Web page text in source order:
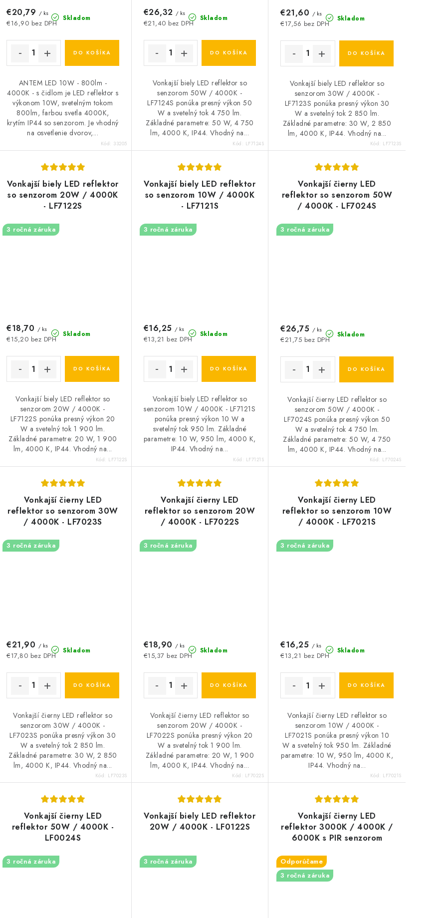
Skladom
€16,90 bez DPH
€20,79 / ks
DO KOŠÍKA
ANTEM LED 10W - 800lm -
4000K - s čidlom je LED reflektor s
výkonom 10W, svetelným tokom
800lm, farbou svetla 4000K,
krytím IP44 so senzorom. Je vhodný
na osvetlenie dvorov,...
Kód: 33205
Skladom
€21,40 bez DPH
€26,32 / ks
DO KOŠÍKA
Vonkajší biely LED reflektor so
senzorom 50W / 4000K -
LF7124S ponúka presný výkon 50
W a svetelný tok 4 750 lm.
Základné parametre: 50 W, 4 750
lm, 4000 K, IP44. Vhodný na...
Kód: LF7124S
Skladom
€17,56 bez DPH
€21,60 / ks
DO KOŠÍKA
Vonkajší biely LED reflektor so
senzorom 30W / 4000K -
LF7123S ponúka presný výkon 30
W a svetelný tok 2 850 lm.
Základné parametre: 30 W, 2 850
lm, 4000 K, IP44. Vhodný na...
Kód: LF7123S
Vonkajší biely LED reflektor
so senzorom 20W / 4000K
- LF7122S
3 ročná záruka
Skladom
€15,20 bez DPH
€18,70 / ks
DO KOŠÍKA
Vonkajší biely LED reflektor so
senzorom 20W / 4000K -
LF7122S ponúka presný výkon 20
W a svetelný tok 1 900 lm.
Základné parametre: 20 W, 1 900
lm, 4000 K, IP44. Vhodný na...
Kód: LF7122S
Vonkajší biely LED reflektor
so senzorom 10W / 4000K
- LF7121S
3 ročná záruka
Skladom
€13,21 bez DPH
€16,25 / ks
DO KOŠÍKA
Vonkajší biely LED reflektor so
senzorom 10W / 4000K - LF7121S
ponúka presný výkon 10 W a
svetelný tok 950 lm. Základné
parametre: 10 W, 950 lm, 4000 K,
IP44. Vhodný na...
Kód: LF7121S
Vonkajší čierny LED
reflektor so senzorom 50W
/ 4000K - LF7024S
3 ročná záruka
Skladom
€21,75 bez DPH
€26,75 / ks
DO KOŠÍKA
Vonkajší čierny LED reflektor so
senzorom 50W / 4000K -
LF7024S ponúka presný výkon 50
W a svetelný tok 4 750 lm.
Základné parametre: 50 W, 4 750
lm, 4000 K, IP44. Vhodný na...
Kód: LF7024S
Vonkajší čierny LED
reflektor so senzorom 30W
/ 4000K - LF7023S
3 ročná záruka
Skladom
€17,80 bez DPH
€21,90 / ks
DO KOŠÍKA
Vonkajší čierny LED reflektor so
senzorom 30W / 4000K -
LF7023S ponúka presný výkon 30
W a svetelný tok 2 850 lm.
Základné parametre: 30 W, 2 850
lm, 4000 K, IP44. Vhodný na...
Kód: LF7023S
Vonkajší čierny LED
reflektor so senzorom 20W
/ 4000K - LF7022S
3 ročná záruka
Skladom
€15,37 bez DPH
€18,90 / ks
DO KOŠÍKA
Vonkajší čierny LED reflektor so
senzorom 20W / 4000K -
LF7022S ponúka presný výkon 20
W a svetelný tok 1 900 lm.
Základné parametre: 20 W, 1 900
lm, 4000 K, IP44. Vhodný na...
Kód: LF7022S
Vonkajší čierny LED
reflektor so senzorom 10W
/ 4000K - LF7021S
3 ročná záruka
Skladom
€13,21 bez DPH
€16,25 / ks
DO KOŠÍKA
Vonkajší čierny LED reflektor so
senzorom 10W / 4000K -
LF7021S ponúka presný výkon 10
W a svetelný tok 950 lm. Základné
parametre: 10 W, 950 lm, 4000 K,
IP44. Vhodný na...
Kód: LF7021S
Vonkajší čierny LED
reflektor 50W / 4000K -
LF0024S
3 ročná záruka
Vonkajší biely LED reflektor
20W / 4000K - LF0122S
3 ročná záruka
Vonkajší čierny LED
reflektor 3000K / 4000K /
6000K s PIR senzorom
Odporúčame
3 ročná záruka